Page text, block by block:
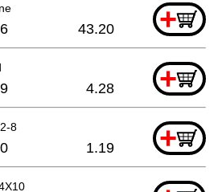
+
43.20
+
4.28
8 +
1.19